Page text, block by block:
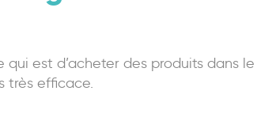
qui est d’acheter des produits dans le
très efficace.